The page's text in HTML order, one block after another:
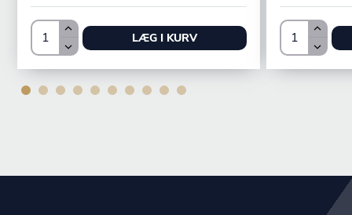
LÆG I KURV